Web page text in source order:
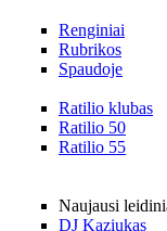
Renginiai
Rubrikos
Spaudoje
Ratilio klubas
Ratilio 50
Ratilio 55
Naujausi
DJ Kaziukas